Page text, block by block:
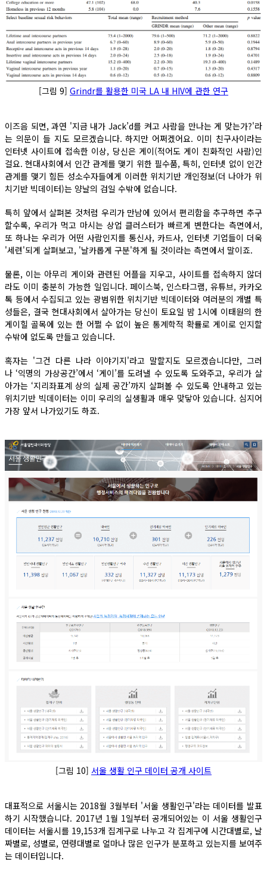
[그림 9] Grindr를 활용한 미국 LA 내 HIV에 관한 연구
이즈음 되면, 과연 '지금 내가 Jack’d를 켜고 사람을 만나는 게 맞는가?'라
는 의문이 들 지도 모르겠습니다. 하지만 어쩌겠어요. 이미 친구사이라는
인터넷 사이트에 접속한 이상, 당신은 게이(적어도 게이 친화적인 사람)인
걸요. 현대사회에서 인간 관계를 맺기 위한 필수품, 특히, 인터넷 없이 인간
관계를 맺기 힘든 성소수자들에게 이러한 위치기반 개인정보(더 나아가 위
치기반 빅데이터)는 양날의 검일 수밖에 없습니다.
특히 앞에서 살펴본 것처럼 우리가 만남에 있어서 편리함을 추구하면 추구
할수록, 우리가 먹고 마시는 상업 클러스터가 빠르게 변한다는 측면에서,
또 하나는 우리가 어떤 사람인지를 통신사, 카드사, 인터넷 기업들이 더욱
'세련'되게 살펴보고, '날카롭게 구분'하게 될 것이라는 측면에서 말이죠.
물론, 이는 아무리 게이와 관련된 어플을 지우고, 사이트를 접속하지 않더
라도 이미 충분히 가능한 일입니다. 페이스북, 인스타그램, 유튜브, 카카오
톡 등에서 수집되고 있는 광범위한 위치기반 빅데이터와 여러분의 개별 특
성들은, 결국 현대사회에서 살아가는 당신이 토요일 밤 1시에 이태원의 한
게이힐 골목에 있는 한 어쩔 수 없이 높은 통계학적 확률로 게이로 인지할
수밖에 없도록 만들고 있습니다.
혹자는 '그건 다른 나라 이야기지'라고 말할지도 모르겠습니다만, 그러
나 ‘익명의 가상공간’에서 ‘게이’를 도려낼 수 있도록 도와주고, 우리가 살
아가는 ‘지리좌표계 상의 실제 공간’까지 살펴볼 수 있도록 안내하고 있는
위치기반 빅데이터는 이미 우리의 실생활과 매우 맞닿아 있습니다. 심지어
가장 앞서 나가있기도 하죠.
[그림 10] 서울 생활 인구 데이터 공개 사이트
대표적으로 서울시는 2018월 3월부터 '서울 생활인구'라는 데이터를 발표
하기 시작했습니다. 2017년 1월 1일부터 공개되어있는 이 서울 생활인구
데이터는 서울시를 19,153개 집계구로 나누고 각 집계구에 시간대별로, 날
짜별로, 성별로, 연령대별로 얼마나 많은 인구가 분포하고 있는지를 보여주
는 데이터입니다.